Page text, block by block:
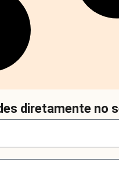
diretamente no